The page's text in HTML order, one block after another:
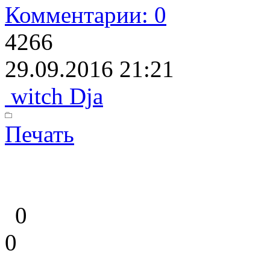
Комментарии: 0
4266
29.09.2016 21:21
witch Dja
Печать
0
0